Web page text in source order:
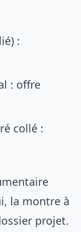
:
: offre
collé :
la montre à
projet.